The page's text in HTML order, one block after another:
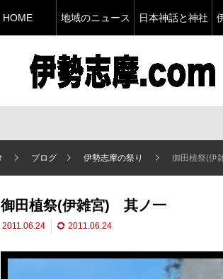
HOME 地域のニュース 日本神話と神社
ブログ 伊勢志摩の祭り 御田植祭(
御田植祭(伊雑宮) 其ノ一
2011.06.24 2011.06.24